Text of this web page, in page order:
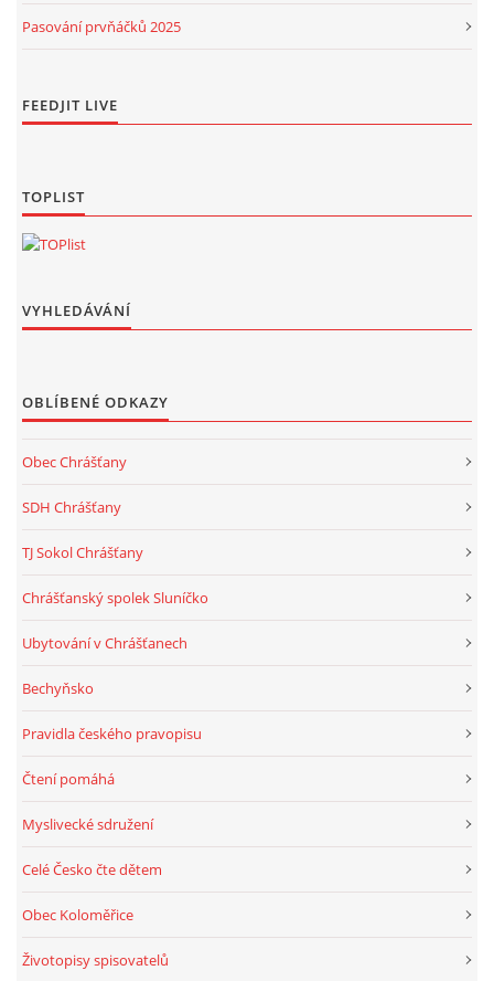
Pasování prvňáčků 2025
FEEDJIT LIVE
TOPLIST
VYHLEDÁVÁNÍ
OBLÍBENÉ ODKAZY
Obec Chrášťany
SDH Chrášťany
TJ Sokol Chrášťany
Chrášťanský spolek Sluníčko
Ubytování v Chrášťanech
Bechyňsko
Pravidla českého pravopisu
Čtení pomáhá
Myslivecké sdružení
Celé Česko čte dětem
Obec Koloměřice
Životopisy spisovatelů